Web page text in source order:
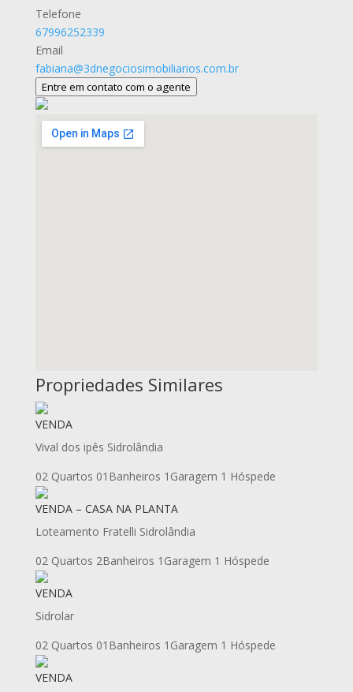
Telefone
67996252339
Email
fabiana@3dnegociosimobiliarios.com.br
Entre em contato com o agente
Propriedades Similares
VENDA
Vival dos ipês Sidrolândia
02 Quartos 01Banheiros 1Garagem 1 Hóspede
VENDA – CASA NA PLANTA
Loteamento Fratelli Sidrolândia
02 Quartos 2Banheiros 1Garagem 1 Hóspede
VENDA
Sidrolar
02 Quartos 01Banheiros 1Garagem 1 Hóspede
VENDA